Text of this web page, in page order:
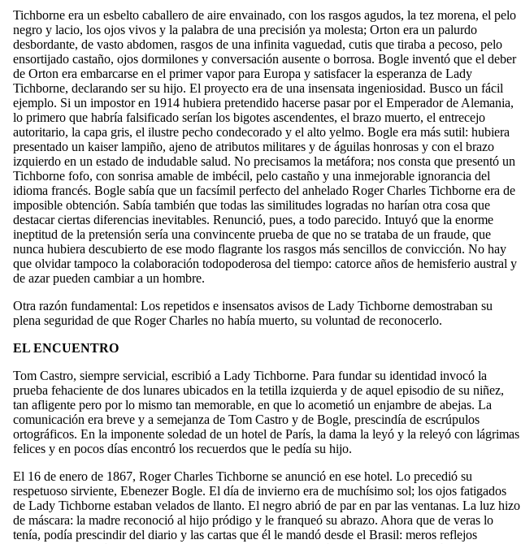
Tichborne era un esbelto caballero de aire envainado, con los rasgos agudos, la tez morena, el pelo
negro y lacio, los ojos vivos y la palabra de una precisión ya molesta; Orton era un palurdo
desbordante, de vasto abdomen, rasgos de una infinita vaguedad, cutis que tiraba a pecoso, pelo
ensortijado castaño, ojos dormilones y conversación ausente o borrosa. Bogle inventó que el deber
de Orton era embarcarse en el primer vapor para Europa y satisfacer la esperanza de Lady
Tichborne, declarando ser su hijo. El proyecto era de una insensata ingeniosidad. Busco un fácil
ejemplo. Si un impostor en 1914 hubiera pretendido hacerse pasar por el Emperador de Alemania,
lo primero que habría falsificado serían los bigotes ascendentes, el brazo muerto, el entrecejo
autoritario, la capa gris, el ilustre pecho condecorado y el alto yelmo. Bogle era más sutil: hubiera
presentado un kaiser lampiño, ajeno de atributos militares y de águilas honrosas y con el brazo
izquierdo en un estado de indudable salud. No precisamos la metáfora; nos consta que presentó un
Tichborne fofo, con sonrisa amable de imbécil, pelo castaño y una inmejorable ignorancia del
idioma francés. Bogle sabía que un facsímil perfecto del anhelado Roger Charles Tichborne era de
imposible obtención. Sabía también que todas las similitudes logradas no harían otra cosa que
destacar ciertas diferencias inevitables. Renunció, pues, a todo parecido. Intuyó que la enorme
ineptitud de la pretensión sería una convincente prueba de que no se trataba de un fraude, que
nunca hubiera descubierto de ese modo flagrante los rasgos más sencillos de convicción. No hay
que olvidar tampoco la colaboración todopoderosa del tiempo: catorce años de hemisferio austral y
de azar pueden cambiar a un hombre.
Otra razón fundamental: Los repetidos e insensatos avisos de Lady Tichborne demostraban su
plena seguridad de que Roger Charles no había muerto, su voluntad de reconocerlo.
EL ENCUENTRO
Tom Castro, siempre servicial, escribió a Lady Tichborne. Para fundar su identidad invocó la
prueba fehaciente de dos lunares ubicados en la tetilla izquierda y de aquel episodio de su niñez,
tan afligente pero por lo mismo tan memorable, en que lo acometió un enjambre de abejas. La
comunicación era breve y a semejanza de Tom Castro y de Bogle, prescindía de escrúpulos
ortográficos. En la imponente soledad de un hotel de París, la dama la leyó y la releyó con lágrimas
felices y en pocos días encontró los recuerdos que le pedía su hijo.
El 16 de enero de 1867, Roger Charles Tichborne se anunció en ese hotel. Lo precedió su
respetuoso sirviente, Ebenezer Bogle. El día de invierno era de muchísimo sol; los ojos fatigados
de Lady Tichborne estaban velados de llanto. El negro abrió de par en par las ventanas. La luz hizo
de máscara: la madre reconoció al hijo pródigo y le franqueó su abrazo. Ahora que de veras lo
tenía, podía prescindir del diario y las cartas que él le mandó desde el Brasil: meros reflejos